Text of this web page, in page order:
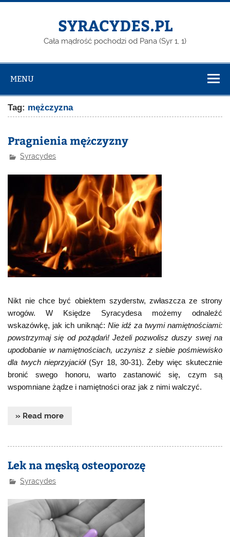
Skip
SYRACYDES.PL
Cała mądrość pochodzi od Pana (Syr 1, 1)
MENU
Tag: mężczyzna
Pragnienia mężczyzny
Syracydes
Nikt nie chce być obiektem szyderstw, zwłaszcza ze strony
wrogów. W Księdze Syracydesa możemy odnaleźć
wskazówkę, jak ich uniknąć: Nie idź za twymi namiętnościami:
powstrzymaj się od pożądań! Jeżeli pozwolisz duszy swej na
upodobanie w namiętnościach, uczynisz z siebie pośmiewisko
dla twych nieprzyjaciół(Syr 18, 30-31). Żeby więc skutecznie
bronić swego honoru, warto zastanowić się, czym są
wspomniane żądze i namiętności oraz jak z nimi walczyć.
» Read more
Lek na męską osteoporozę
Syracydes